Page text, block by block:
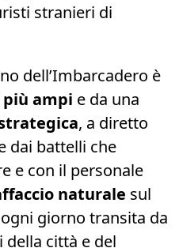
stranieri di
dell’Imbarcadero è
ampi e da una
, a diretto
dai battelli che
e con il personale
naturale sul
giorno transita da
città e del